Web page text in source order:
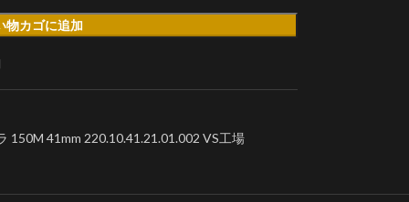
物カゴに追加
150M 41mm 220.10.41.21.01.002 VS工場